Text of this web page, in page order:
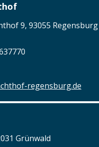
9, 93055 Regensburg
regensburg.de
Grünwald